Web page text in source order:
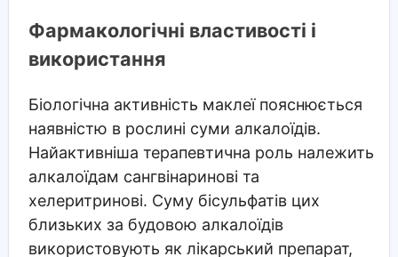
Фармакологічні властивості і
використання
Біологічна активність маклеї пояснюється
наявністю в рослині суми алкалоїдів.
Найактивніша терапевтична роль належить
алкалоїдам сангвінаринові та
хелеритринові. Суму бісульфатів цих
близьких за будовою алкалоїдів
використовують як лікарський препарат,